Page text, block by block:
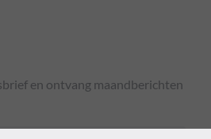
en ontvang maandberichten